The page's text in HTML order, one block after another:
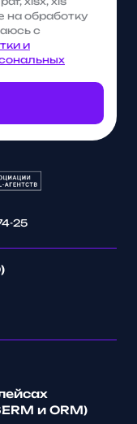
на обработку
с
и
25
и ORM)